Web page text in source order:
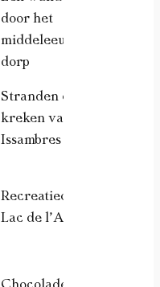
door het
middeleeuwse
dorp
Stranden en
kreken van
Issambres
Recreatiecentrum
Lac de l’Aréna